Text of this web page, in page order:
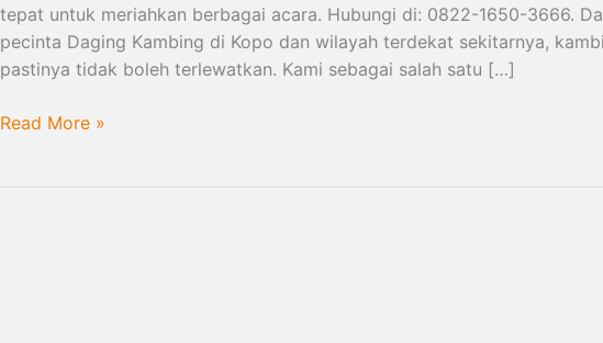
tepat untuk meriahkan berbagai acara. Hubungi di: 0822-1650-3666.
pecinta Daging Kambing di Kopo dan wilayah terdekat sekitarnya,
pastinya tidak boleh terlewatkan. Kami sebagai salah satu […]
Read More »